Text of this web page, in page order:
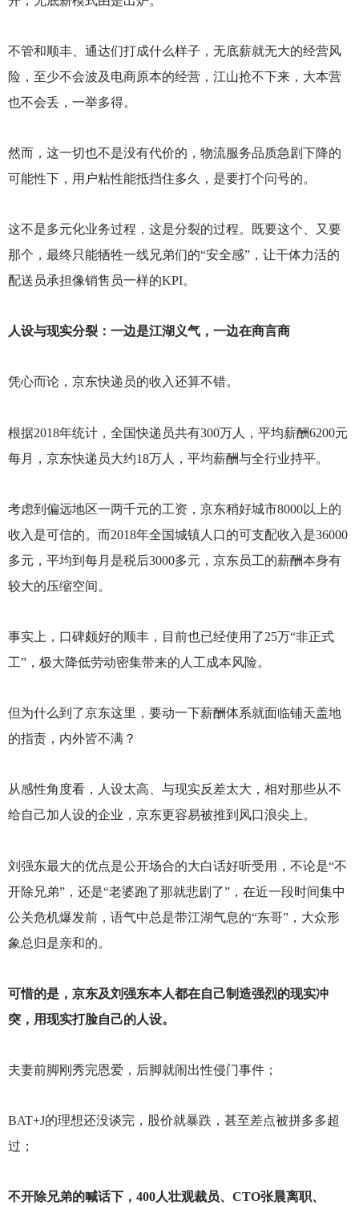
不管和顺丰、通达们打成什么样子，无底薪就无大的经营风
险，至少不会波及电商原本的经营，江山抢不下来，大本营
也不会丢，一举多得。
然而，这一切也不是没有代价的，物流服务品质急剧下降的
可能性下，用户粘性能抵挡住多久，是要打个问号的。
这不是多元化业务过程，这是分裂的过程。既要这个、又要
那个，最终只能牺牲一线兄弟们的“安全感”，让干体力活的
配送员承担像销售员一样的KPI。
人设与现实分裂：一边是江湖义气，一边在商言商
凭心而论，京东快递员的收入还算不错。
根据2018年统计，全国快递员共有300万人，平均薪酬6200元
每月，京东快递员大约18万人，平均薪酬与全行业持平。
考虑到偏远地区一两千元的工资，京东稍好城市8000以上的
收入是可信的。而2018年全国城镇人口的可支配收入是36000
多元，平均到每月是税后3000多元，京东员工的薪酬本身有
较大的压缩空间。
事实上，口碑颇好的顺丰，目前也已经使用了25万“非正式
工”，极大降低劳动密集带来的人工成本风险。
但为什么到了京东这里，要动一下薪酬体系就面临铺天盖地
的指责，内外皆不满？
从感性角度看，人设太高、与现实反差太大，相对那些从不
给自己加人设的企业，京东更容易被推到风口浪尖上。
刘强东最大的优点是公开场合的大白话好听受用，不论是“不
开除兄弟”，还是“老婆跑了那就悲剧了”，在近一段时间集中
公关危机爆发前，语气中总是带江湖气息的“东哥”，大众形
象总归是亲和的。
可惜的是，京东及刘强东本人都在自己制造强烈的现实冲
突，用现实打脸自己的人设。
夫妻前脚刚秀完恩爱，后脚就闹出性侵门事件；
BAT+J的理想还没谈完，股价就暴跌，甚至差点被拼多多超
过；
不开除兄弟的喊话下，400人壮观裁员、CTO张晨离职、